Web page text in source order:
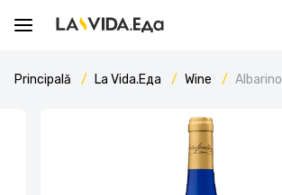
Principală La Vida.Еда Wine Albarino